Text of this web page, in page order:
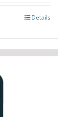
Details